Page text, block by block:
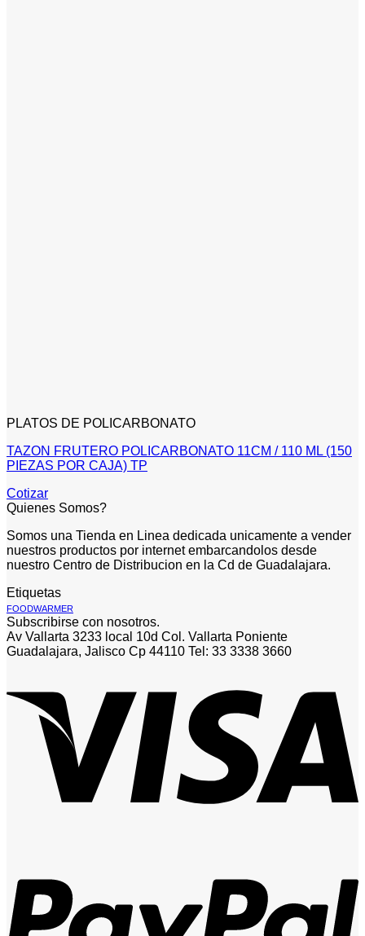
PLATOS DE POLICARBONATO
TAZON FRUTERO POLICARBONATO 11CM / 110 ML (150
PIEZAS POR CAJA) TP
Cotizar
Quienes Somos?
Somos una Tienda en Linea dedicada unicamente a vender
nuestros productos por internet embarcandolos desde
nuestro Centro de Distribucion en la Cd de Guadalajara.
Etiquetas
FOODWARMER
Subscribirse con nosotros.
Av Vallarta 3233 local 10d Col. Vallarta Poniente
Guadalajara, Jalisco Cp 44110 Tel: 33 3338 3660